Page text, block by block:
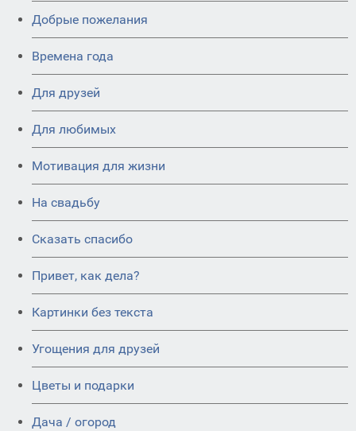
Добрые пожелания
Времена года
Для друзей
Для любимых
Мотивация для жизни
На свадьбу
Сказать спасибо
Привет, как дела?
Картинки без текста
Угощения для друзей
Цветы и подарки
Дача / огород